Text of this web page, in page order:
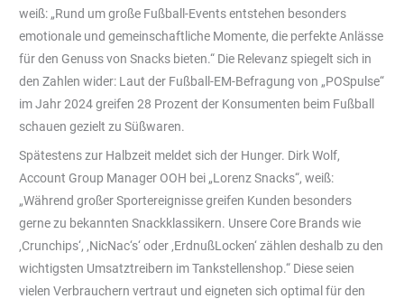
weiß: „Rund um große Fußball-Events entstehen besonders
emotionale und gemeinschaftliche Momente, die perfekte Anlässe
für den Genuss von Snacks bieten.“ Die Relevanz spiegelt sich in
den Zahlen wider: Laut der Fußball-EM-Befragung von „POSpulse“
im Jahr 2024 greifen 28 Prozent der Konsumenten beim Fußball
schauen gezielt zu Süßwaren.
Spätestens zur Halbzeit meldet sich der Hunger. Dirk Wolf,
Account Group Manager OOH bei „Lorenz Snacks“, weiß:
„Während großer Sportereignisse greifen Kunden besonders
gerne zu bekannten Snackklassikern. Unsere Core Brands wie
‚Crunchips‘, ‚NicNac‘s‘ oder ‚ErdnußLocken‘ zählen deshalb zu den
wichtigsten Umsatztreibern im Tankstellenshop.“ Diese seien
vielen Verbrauchern vertraut und eigneten sich optimal für den